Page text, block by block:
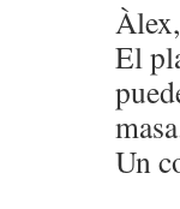
Àlex,
El
Un